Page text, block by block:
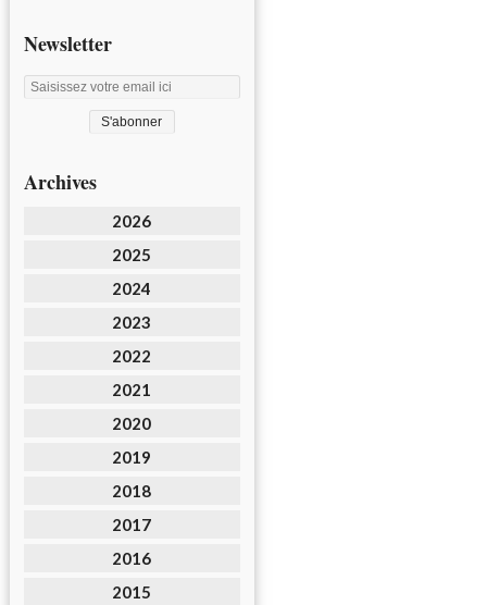
Newsletter
Archives
2026
2025
2024
2023
2022
2021
2020
2019
2018
2017
2016
2015